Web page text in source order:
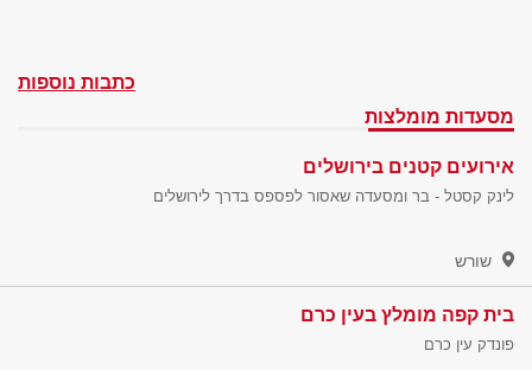
כתבות נוספות
מסעדות מומלצות
אירועים קטנים בירושלים
לינק קסטל - בר ומסעדה שאסור לפספס בדרך לירושלים
שורש
בית קפה מומלץ בעין כרם
פונדק עין כרם